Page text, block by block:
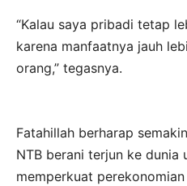
“Kalau saya pribadi tetap
karena manfaatnya jauh
orang,” tegasnya.
Fatahillah berharap
NTB berani terjun ke dunia
memperkuat